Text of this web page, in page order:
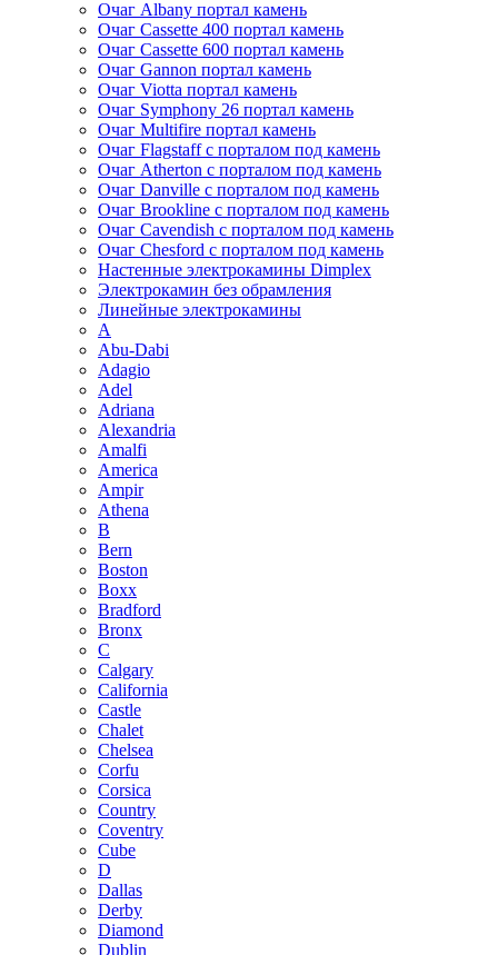
Очаг Albany портал камень
Очаг Cassette 400 портал камень
Очаг Cassette 600 портал камень
Очаг Gannon портал камень
Очаг Viotta портал камень
Очаг Symphony 26 портал камень
Очаг Multifire портал камень
Очаг Flagstaff с порталом под камень
Очаг Atherton с порталом под камень
Очаг Danville с порталом под камень
Очаг Brookline с порталом под камень
Очаг Cavendish с порталом под камень
Очаг Chesford с порталом под камень
Настенные электрокамины Dimplex
Электрокамин без обрамления
Линейные электрокамины
A
Abu-Dabi
Adagio
Adel
Adriana
Alexandria
Amalfi
America
Ampir
Athena
B
Bern
Boston
Boxx
Bradford
Bronx
C
Calgary
California
Castle
Chalet
Chelsea
Corfu
Corsica
Country
Coventry
Cube
D
Dallas
Derby
Diamond
Dublin